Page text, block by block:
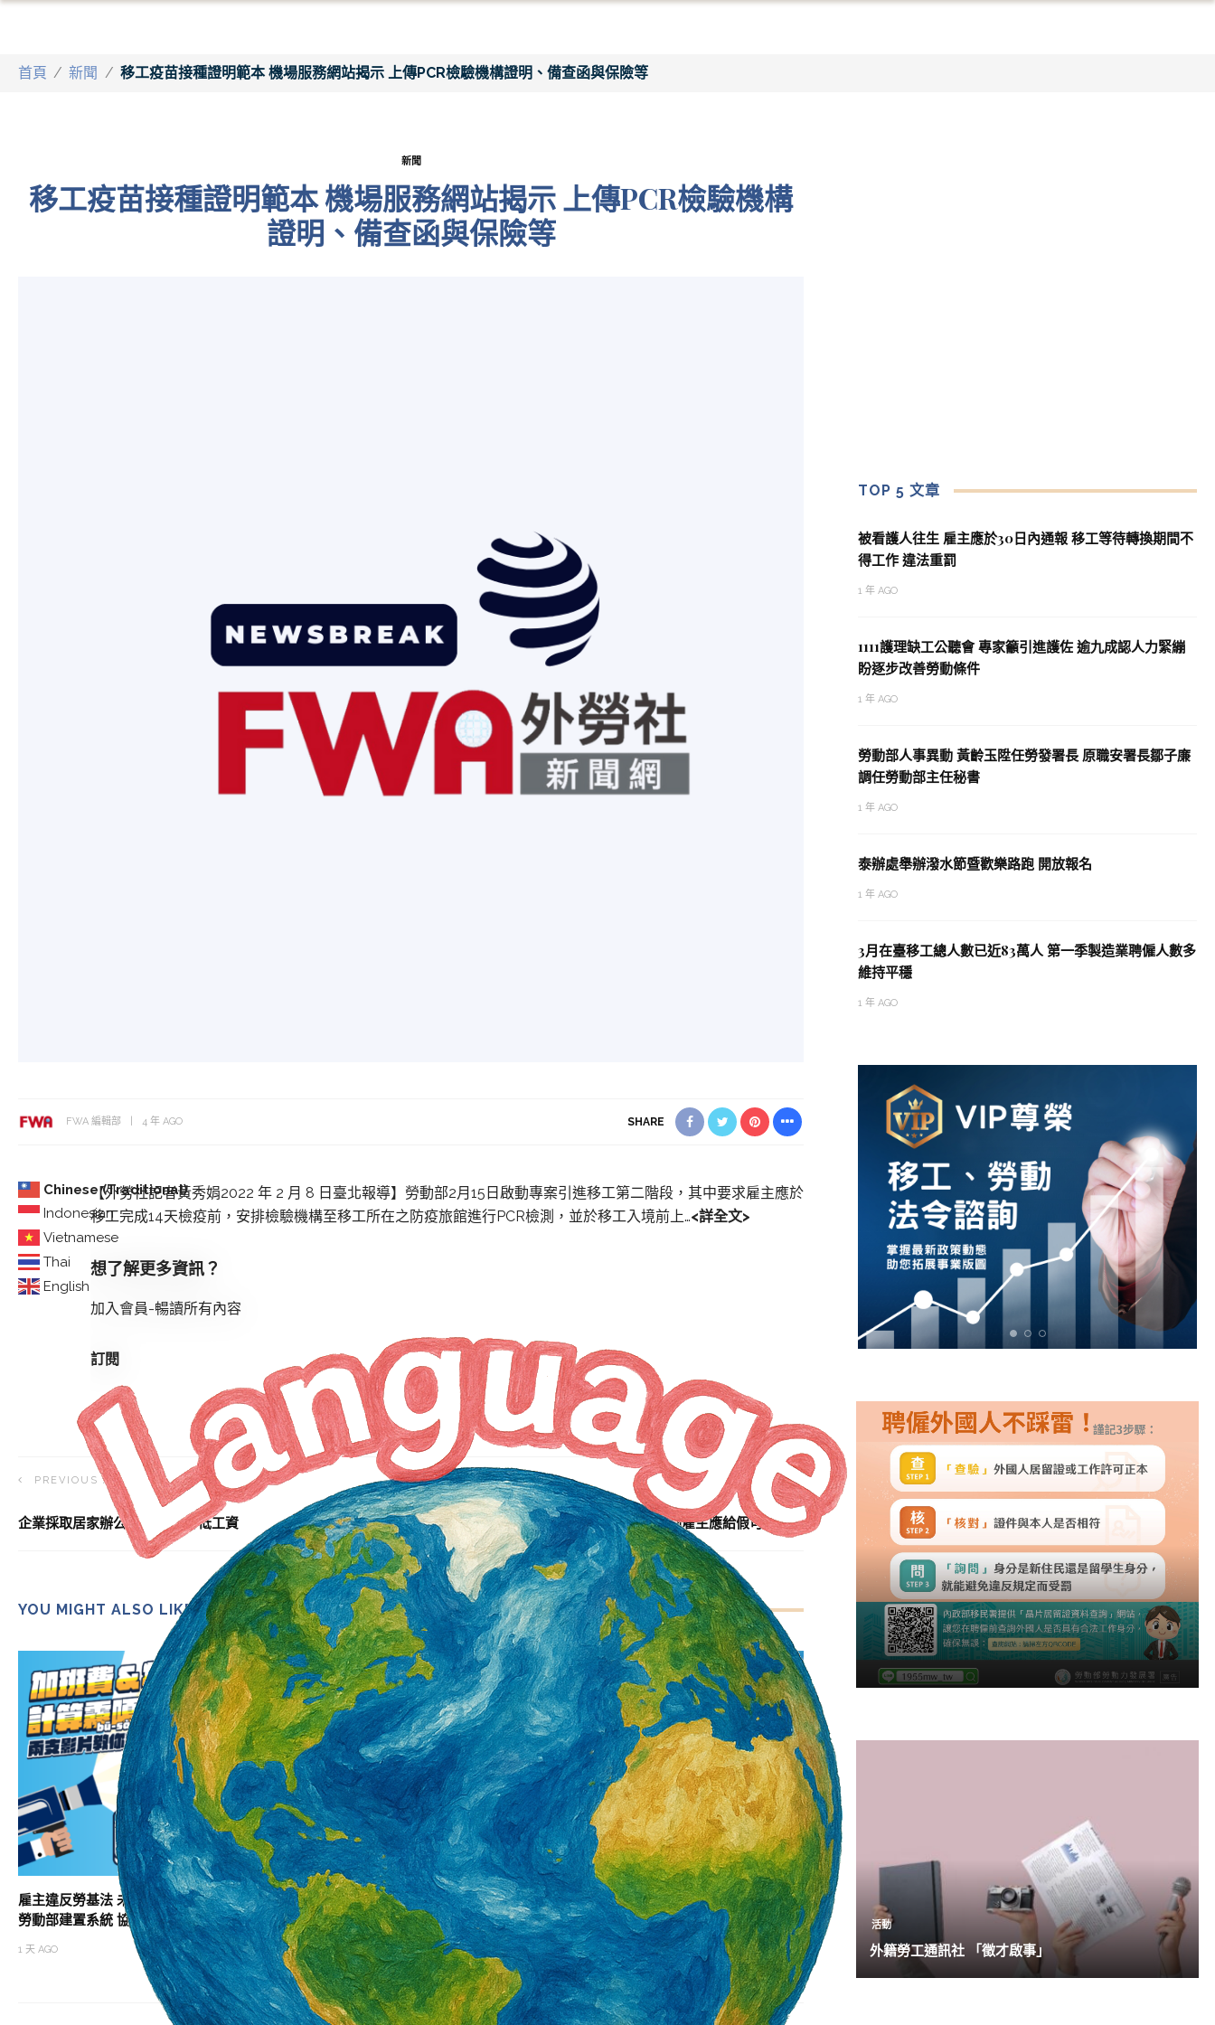
Chinese (Traditional)
Indonesian
Vietnamese
Thai
English
首頁 / 新聞 / 移工疫苗接種證明範本 機場服務網站揭示 上傳PCR檢驗機構證明、備查函與保險等
新聞
移工疫苗接種證明範本 機場服務網站揭示 上傳PCR檢驗機構
證明、備查函與保險等
FWA 編輯部 4 年 AGO SHARE
【外勞社記者黃秀娟2022 年 2 月 8 日臺北報導】勞動部2月15日啟動專案引進移工第二階段，其中要求雇主應於
移工完成14天檢疫前，安排檢驗機構至移工所在之防疫旅館進行PCR檢測，並於移工入境前上…<詳全文>
想了解更多資訊？
加入會員-暢讀所有內容
訂閱
PREVIOUS ARTICLE
企業採取居家辦公 不得片面降低工資
NEXT ARTICLE
勞工施打COVID-19疫苗第三劑雇主應給假可不給薪
YOU MIGHT ALSO LIKE
雇主違反勞基法 未依法給付加班費居冠
勞動部建置系統 協助勞雇快速試算加班費
1 天 AGO
助攻職涯升級 北分署產投下半年開辦900
班次
1 天 AGO
營造類移工6月底突破3萬5千人 年增1千8
百人 一般營造增加最多
1 天 AGO
TOP 5 文章
被看護人往生 雇主應於30日內通報 移工等待轉換期間不
得工作 違法重罰
1 年 AGO
1111護理缺工公聽會 專家籲引進護佐 逾九成認人力緊繃
盼逐步改善勞動條件
1 年 AGO
勞動部人事異動 黃齡玉陞任勞發署長 原職安署長鄒子廉
調任勞動部主任秘書
1 年 AGO
泰辦處舉辦潑水節暨歡樂路跑 開放報名
1 年 AGO
3月在臺移工總人數已近83萬人 第一季製造業聘僱人數多
維持平穩
1 年 AGO
活動
外籍勞工通訊社 「徵才啟事」